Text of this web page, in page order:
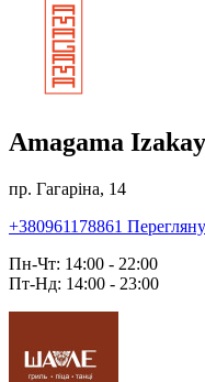
Amagama
пр. Гагаріна, 14
+380961178861
Пн-Чт: 14:00 - 22:00
Пт-Нд: 14:00 - 23:00